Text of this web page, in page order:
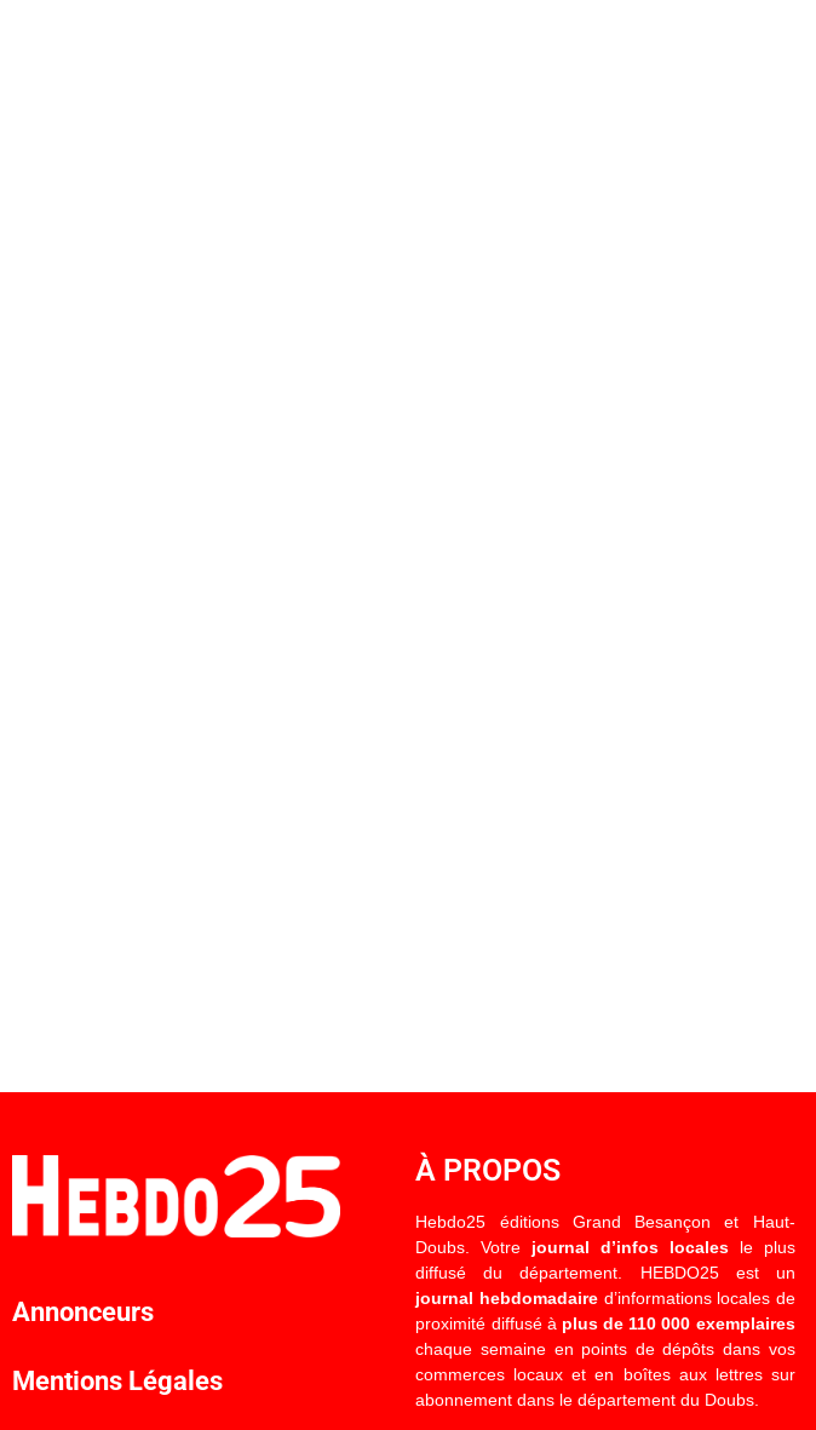
Annonceurs
Mentions Légales
À PROPOS
Hebdo25 éditions Grand Besançon et Haut-
Doubs. Votre journal d’infos localesle plus
diffusé du département. HEBDO25 est un
journal hebdomadaired’informations locales de
proximité diffusé à plus de 110 000 exemplaires
chaque semaine en points de dépôts dans vos
commerces locaux et en boîtes aux lettres sur
abonnement dans le département du Doubs.